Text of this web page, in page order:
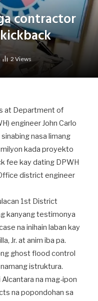
contractor
2 Views
at Department of
engineer John Carlo
nasa limang
kada proyekto
fee kay dating DPWH
district engineer
1st District
kanyang testimonya
na inihain laban kay
Jr. at anim iba pa.
ghost flood control
istruktura.
Alcantara na mag-ipon
na popondohan sa